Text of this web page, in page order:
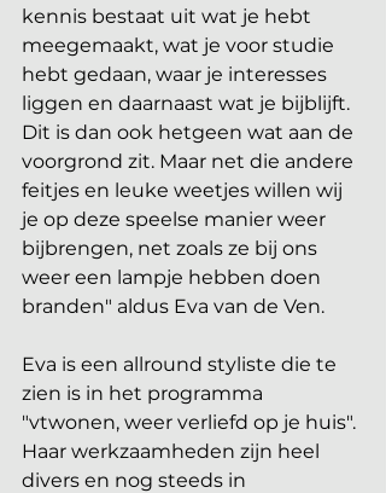
kennis bestaat uit wat je hebt
meegemaakt, wat je voor studie
hebt gedaan, waar je interesses
liggen en daarnaast wat je bijblijft.
Dit is dan ook hetgeen wat aan de
voorgrond zit. Maar net die andere
feitjes en leuke weetjes willen wij
je op deze speelse manier weer
bijbrengen, net zoals ze bij ons
weer een lampje hebben doen
branden" aldus Eva van de Ven.
Eva is een allround styliste die te
zien is in het programma
"vtwonen, weer verliefd op je huis".
Haar werkzaamheden zijn heel
divers en nog steeds in